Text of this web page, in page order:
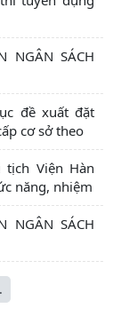
NGÂN SÁCH
đề xuất đặt
cơ sở theo
tịch Viện Hàn
năng, nhiệm
NGÂN SÁCH